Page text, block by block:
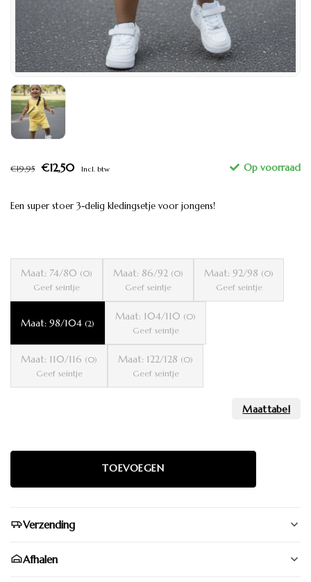
€19,95 €12,50 Incl. btw
Een super stoer 3-delig kledingsetje voor jongens!
Maat: 74/80 (0)
Geef seintje
Maat: 86/92 (0)
Geef seintje
Maat: 92/98 (0)
Geef seintje
Maat: 98/104 (2)
Maat: 104/110 (0)
Geef seintje
Maat: 110/116 (0)
Geef seintje
Maat: 122/128 (0)
Geef seintje
Verzending
Afhalen